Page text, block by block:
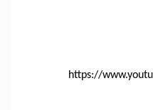
https://